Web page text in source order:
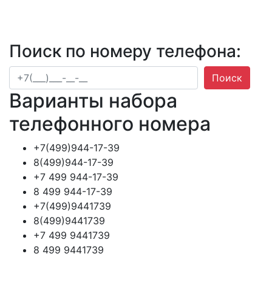
Поиск по номеру телефона:
Поиск
Варианты набора
телефонного номера
+7(499)944-17-39
8(499)944-17-39
+7 499 944-17-39
8 499 944-17-39
+7(499)9441739
8(499)9441739
+7 499 9441739
8 499 9441739